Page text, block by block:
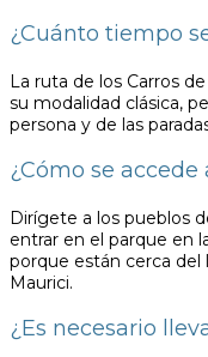
¿Cuánto tiempo
La ruta de los Carros
su modalidad clásica,
persona y de las
¿Cómo se accede
Dirígete a los pueblos
entrar en el parque en
porque están cerca
Maurici.
¿Es necesario